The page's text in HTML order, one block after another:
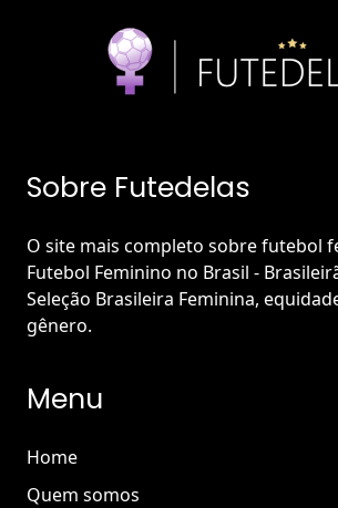
Sobre Futedelas
O site mais completo sobre futebol
Futebol Feminino no Brasil -
Seleção Brasileira Feminina,
gênero.
Menu
Home
Quem somos